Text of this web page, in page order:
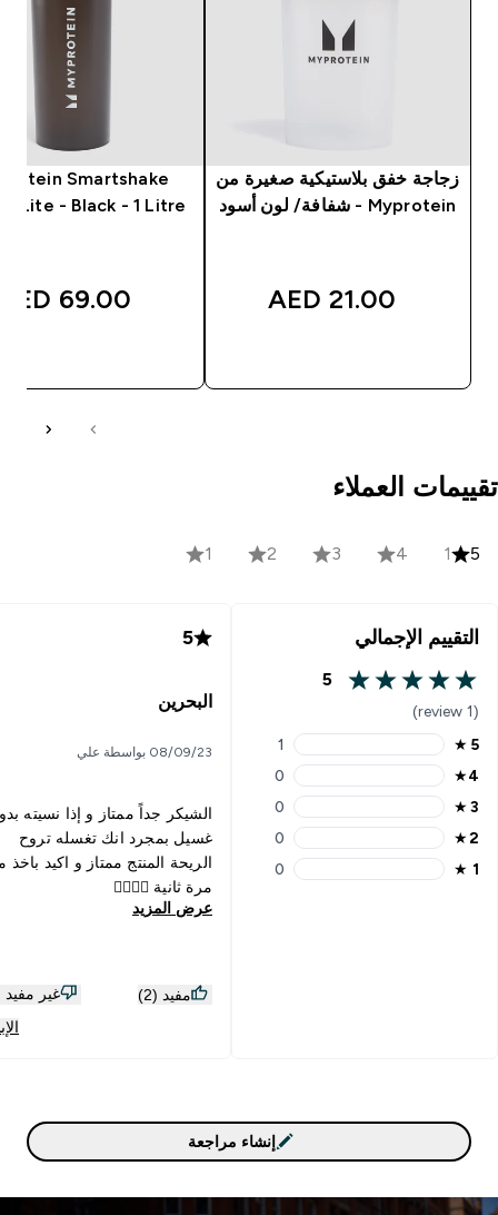
زجاجة خفق بلاستيكية صغيرة من
Myprotein - شفافة/ لون أسود
21.00 AED‎
Smartshake
Lite - Black - 1 Litre
69.00 AED‎
تقييمات العملاء
5
1
4
3
2
1
التقييم الإجمالي
5 out of 5 stars
5
(1 review)
5 stars rating 1 reviews
5
★
1
4 stars rating 0 reviews
4
★
0
3 stars rating 0 reviews
3
★
0
2 stars rating 0 reviews
2
★
0
1 stars rating 0 reviews
1
★
0
5
البحرين
08/09/23 بواسطة علي
الشيكر جداً ممتاز و إذا نسيته
غسيل بمجرد انك تغسله تروح
الريحة المنتج ممتاز و اكيد باخذ
مرة ثانية 👌🏻👌🏻
عرض المزيد
مفيد (2)
غير مفيد
إنشاء مراجعة